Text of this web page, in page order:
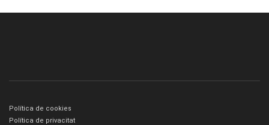
Política de cookies
Política de privacitat